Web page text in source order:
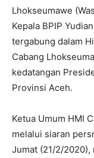
Lhokseumawe
Kepala BPIP
tergabung dalam
Cabang
kedatangan
Provinsi Aceh.
Ketua Umum HMI
melalui siaran
Jumat (21/2/2020),